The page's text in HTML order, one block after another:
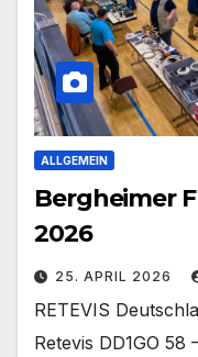
ALLGEMEIN
Bergheimer
2026
25. APRIL 2026
RETEVIS
Retevis DD1GO